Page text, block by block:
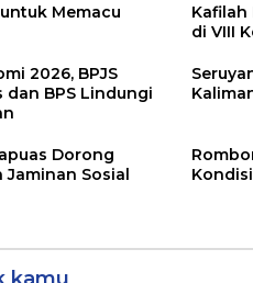
Memacu
Kafilah
di VIII
2026, BPJS
dan BPS Lindungi
Dorong
Sosial